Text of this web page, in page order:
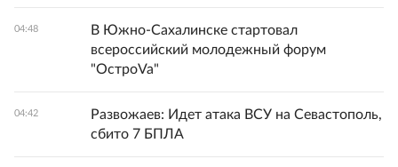
04:48
В Южно-Сахалинске стартовал
всероссийский молодежный форум
"ОстроVa"
04:42
Развожаев: Идет атака ВСУ на Севастополь,
сбито 7 БПЛА